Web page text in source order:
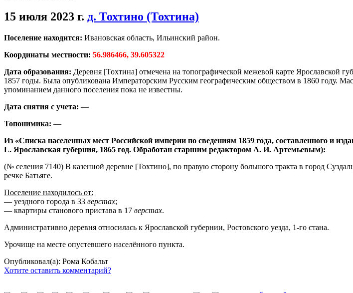
15 июля 2023 г. д. Тохтино (Тохтина)
Поселение находится: Ивановская область, Ильинский район.
Координаты местности: 56.986466, 39.605322
Дата образования: Деревня [Тохтина] отмечена на топографической межевой карте Ярославской
1857 годы. Была опубликована Императорским Русским географическим обществом в 1860 году.
упоминанием данного поселения пока не известны.
Дата снятия с учета: —
Топонимика: —
Из «Списка населенных мест Российской империи по сведениям 1859 года, составленного и
L. Ярославская губерния, 1865 год. Обработан старшим редактором А. И. Артемьевым):
(№ селения 7140) В казенной деревне [Тохтино], по правую сторону большого тракта в город
речке Батьяге.
Поселение находилось от:
— уездного города в 33 верстах;
— квартиры станового пристава в 17 верстах.
Административно деревня относилась к Ярославской губернии, Ростовского уезда, 1-го стана.
Урочище на месте опустевшего населённого пункта.
Опубликовал(а): Рома Кобальт
Хотите оставить комментарий?